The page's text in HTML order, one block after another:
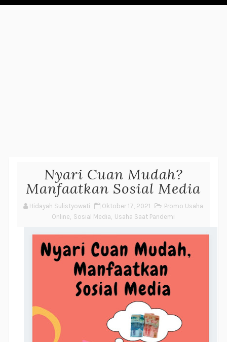
Nyari Cuan Mudah?
Manfaatkan Sosial Media
Hidayah Sulistyowati Oktober 17, 2021
Promo Usaha
Online, Sosial Media, Usaha Saat Pandemi